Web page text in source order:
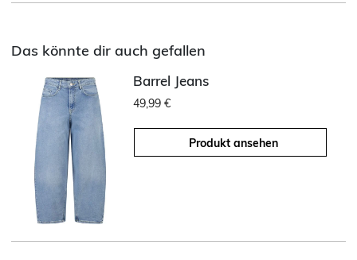
Das könnte dir auch gefallen
Barrel Jeans
49,99 €
Produkt ansehen